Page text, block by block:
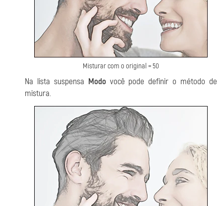
Misturar com o original = 50
Na lista suspensa Modovocê pode definir o método de
mistura.